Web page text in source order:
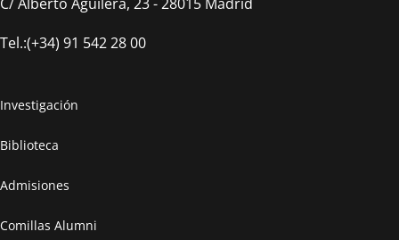
Tel.:(+34) 91 542 28 00
Investigación
Biblioteca
Admisiones
Comillas Alumni